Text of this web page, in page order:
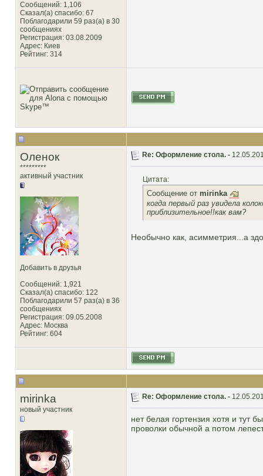
Сообщений: 1,106
Сказал(а) спасибо: 67
Поблагодарили 59 раз(а) в 30
сообщениях
Регистрация: 03.08.2009
Адрес: Киев
Рейтинг: 314
Оленок
*********
активный участник
Добавить в друзья
Сообщений: 1,921
Сказал(а) спасибо: 122
Поблагодарили 57 раз(а) в 36
сообщениях
Регистрация: 09.05.2008
Адрес: Москва
Рейтинг: 604
Re: Оформление стола. -
Цитата:
Сообщение от mirinka
когда первый раз увидела
приблизительное!!как вам?
Необычно как, асимметрия...а
mirinka
новый участник
Re: Оформление стола. -
нет белая гортензия хотя и тут
проволки обычной а потом